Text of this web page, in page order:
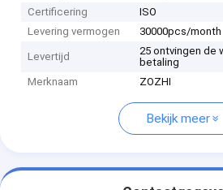
Certificering
ISO
Levering vermogen
30000pcs/month
Levertijd
25 ontvingen de
betaling
Merknaam
ZOZHI
Bekijk meer